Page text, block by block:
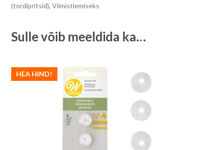
i
:
(tordipritsid), Viimistlemiseks
Sulle võib meeldida ka…
HEA HIND!